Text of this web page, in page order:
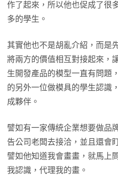
作了起來，所以他也促成了很
多的學生。
其實他也不是胡亂介紹，而是
將兩方的價值相互對接起來，
生開發產品的模型一直有問題
的另外一位做模具的學生認識
成夥伴。
譬如有一家傳統企業想要做品
告公司老闆去接洽，並且還會
譬如他知道我會畫畫，就馬上
我認識，代理我的畫。